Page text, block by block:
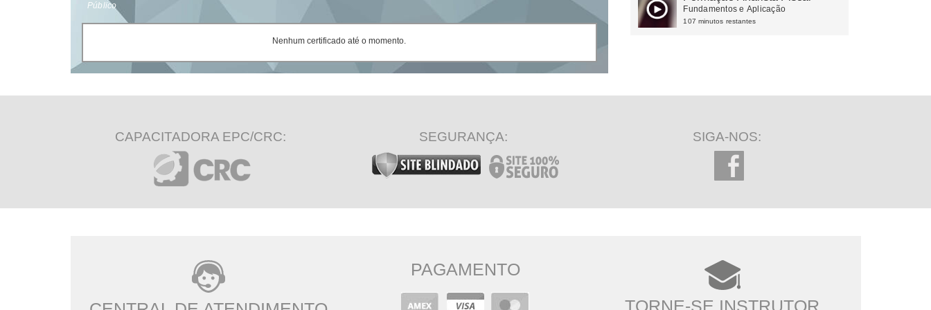
Público
Nenhum certificado até o momento.
Fundamentos e Aplicação
107 minutos restantes
CAPACITADORA EPC/CRC: SEGURANÇA: SIGA-NOS:
PAGAMENTO
TORNE-SE INSTRUTOR